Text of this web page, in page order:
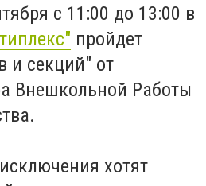
с 11:00 до 13:00 в
пройдет
и секций" от
Внешкольной Работы
хотят